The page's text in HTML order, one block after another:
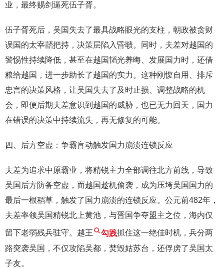
业，最终赐剑逼死伍子胥。
伍子胥死后，吴国失去了最具战略眼光的支柱，朝政被贪财
误国的太宰嚭把持，决策层陷入昏聩。同时，夫差对越国的
警惕性持续降低，甚至在越国韬光养晦、发展国力时，还借
粮给越国，进一步助长了越国的实力。这种刚愎自用、排斥
忠言的决策风格，让吴国失去了及时止损、调整战略的机
会，即便后期夫差意识到越国的威胁，也已无力回天，国力
在错误的决策中持续流失，再无修复的可能。
四、后方空虚：争霸盲动触发国力崩溃连锁反应
夫差为追求中原霸业，将精锐主力全部调往北方前线，导致
吴国后方防备空虚，而越国趁机偷袭，成为压垮吴国国力的
最后一根稻草，触发了国力崩溃的连锁反应。公元前482年，
夫差率领吴国精锐北上黄池，与晋国争夺盟主之位，海内仅
留下老弱残兵驻守。越王 勾践抓住这一绝佳时机，兵分两
路突袭吴国，不仅攻陷吴都，焚毁姑苏台，还俘虏了吴国太
子友。